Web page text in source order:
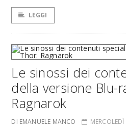
LEGGI
Le sinossi dei
della versione Blu-
Ragnarok
DI EMANUELE MANCO